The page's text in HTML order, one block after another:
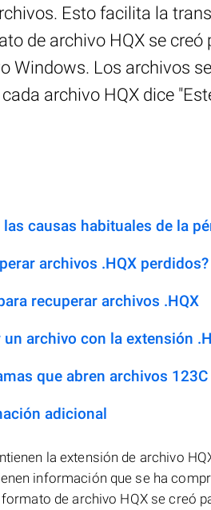
Esto facilita la
de archivo HQX se
Windows. Los archivos
archivo HQX dice
las causas habituales de la
archivos .HQX perdidos?
recuperar archivos .HQX
archivo con la extensión
que abren archivos 123C
adicional
la extensión de archivo
información que se ha
de archivo HQX se creó